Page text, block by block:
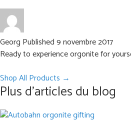
Georg Published 9 novembre 2017
Ready to experience orgonite for
Shop All Products →
Plus d'articles du blog